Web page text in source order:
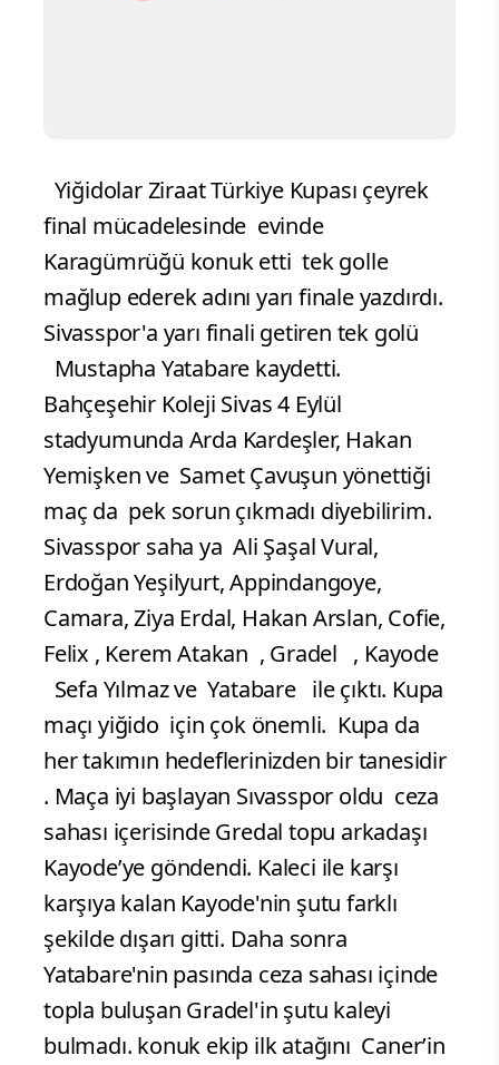
Yiğidolar Ziraat Türkiye Kupası çeyrek
final mücadelesinde evinde
Karagümrüğü konuk etti tek golle
mağlup ederek adını yarı finale yazdırdı.
Sivasspor'a yarı finali getiren tek golü
Mustapha Yatabare kaydetti.
Bahçeşehir Koleji Sivas 4 Eylül
stadyumunda Arda Kardeşler, Hakan
Yemişken ve Samet Çavuşun yönettiği
maç da pek sorun çıkmadı diyebilirim.
Sivasspor saha ya Ali Şaşal Vural,
Erdoğan Yeşilyurt, Appindangoye,
Camara, Ziya Erdal, Hakan Arslan, Cofie,
Felix , Kerem Atakan , Gradel , Kayode
Sefa Yılmaz ve Yatabare ile çıktı. Kupa
maçı yiğido için çok önemli. Kupa da
her takımın hedeflerinizden bir tanesidir
. Maça iyi başlayan Sıvasspor oldu ceza
sahası içerisinde Gredal topu arkadaşı
Kayode’ye göndendi. Kaleci ile karşı
karşıya kalan Kayode'nin şutu farklı
şekilde dışarı gitti. Daha sonra
Yatabare'nin pasında ceza sahası içinde
topla buluşan Gradel'in şutu kaleyi
bulmadı. konuk ekip ilk atağını Caner’in